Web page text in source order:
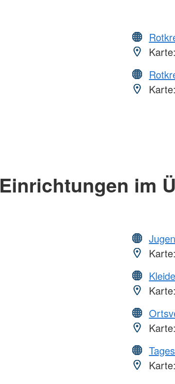
Karte:
Karte:
Einrichtungen im
Karte:
Karte:
Karte:
Karte: